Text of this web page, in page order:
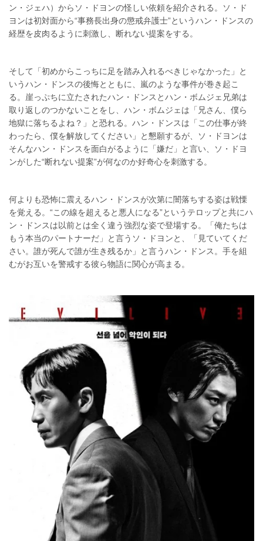
ン・ジェハ）からソ・ドヨンの怪しい依頼を紹介される。ソ・ド
ヨンは初対面から“事務長出身の懲戒弁護士”というハン・ドンスの
経歴を皮肉るように刺激し、断れない提案をする。
そして「初めからこっちに足を踏み入れるべきじゃなかった」と
いうハン・ドンスの後悔とともに、嵐のような事件が巻き起こ
る。崖っぷちに立たされたハン・ドンスとハン・ボムジェ兄弟は
取り返しのつかないことをし、ハン・ボムジェは「兄さん、僕ら
地獄に落ちるよね？」と恐れる。ハン・ドンスは「この仕事が終
わったら、僕を解放してください」と懇願するが、ソ・ドヨンは
そんなハン・ドンスを面白がるように「嫌だ」と言い、ソ・ドヨ
ンがした“断れない提案”が何なのか好奇心を刺激する。
何よりも恐怖に震えるハン・ドンスが次第に闇落ちする姿は戦慄
を覚える。“この線を超えると悪人になる”というテロップと共にハ
ン・ドンスは以前とは全く違う強烈な姿で登場する。「俺たちは
もう本当のパートナーだ」と言うソ・ドヨンと、「見ていてくだ
さい。誰が死んで誰が生き残るか」と言うハン・ドンス。手を組
むがお互いを警戒する彼ら物語に関心が高まる。